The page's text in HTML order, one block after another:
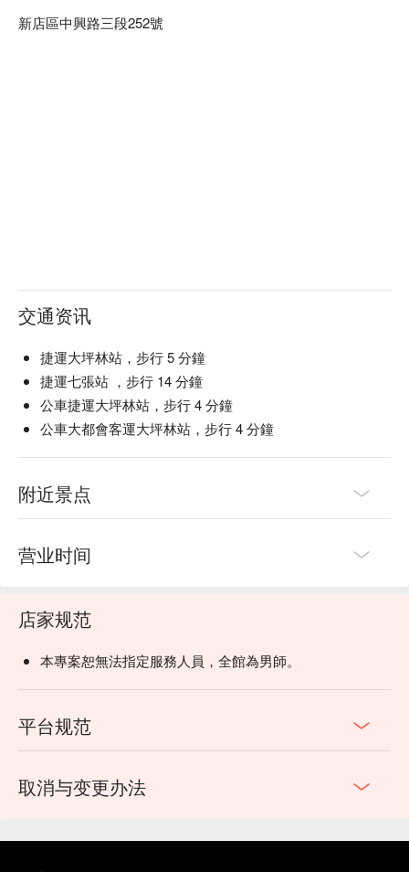
新店區中興路三段252號
交通资讯
捷運大坪林站，步行 5 分鐘
捷運七張站 ，步行 14 分鐘
公車捷運大坪林站，步行 4 分鐘
公車大都會客運大坪林站，步行 4 分鐘
附近景点
营业时间
店家规范
本專案恕無法指定服務人員，全館為男師。
平台规范
取消与变更办法